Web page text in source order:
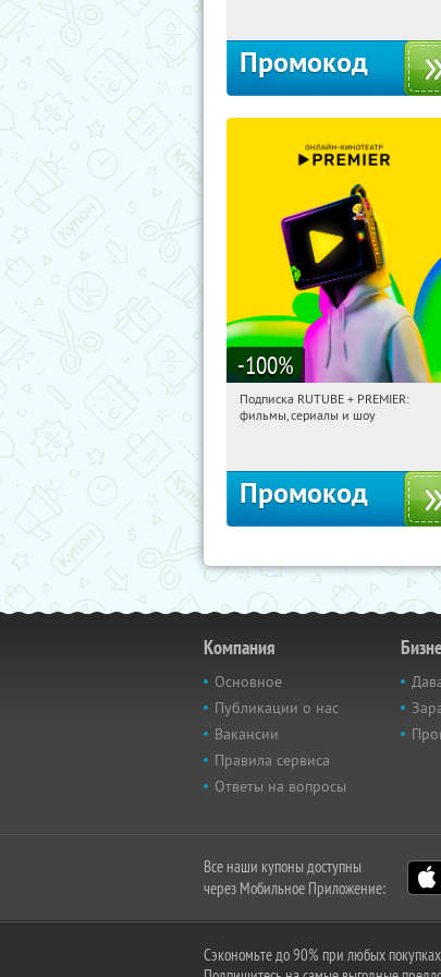
Промокод
-100%
21:05:26 Получили:
Подписка RUTUBE + PREMIER:
фильмы, сериалы и шоу
Промокод
Компания
Основное
Публикации о нас
Вакансии
Правила сервиса
Ответы на вопросы
Все наши купоны доступны
через Мобильное Приложение:
Сэкономьте до 90% при любых покупках